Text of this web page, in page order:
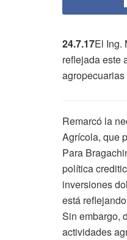
24.7.17El Ing.
reflejada este
Remarcó la
Agrícola, que
Para
política
inversiones
está
Sin embargo,
actividades